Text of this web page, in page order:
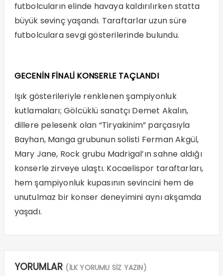
futbolcuların elinde havaya kaldırılırken statta
büyük sevinç yaşandı. Taraftarlar uzun süre
futbolculara sevgi gösterilerinde bulundu.
GECENİN FİNALİ KONSERLE TAÇLANDI
Işık gösterileriyle renklenen şampiyonluk
kutlamaları; Gölcüklü sanatçı Demet Akalın,
dillere pelesenk olan “Tiryakinim” parçasıyla
Bayhan, Manga grubunun solisti Ferman Akgül,
Mary Jane, Rock grubu Madrigal’ın sahne aldığı
konserle zirveye ulaştı. Kocaelispor taraftarları,
hem şampiyonluk kupasının sevincini hem de
unutulmaz bir konser deneyimini aynı akşamda
yaşadı.
YORUMLAR (İLK YORUMU SİZ YAZIN)